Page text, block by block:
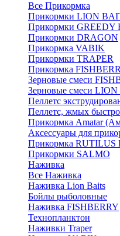
Все Прикормка
Прикормки LION
Прикормки GREEDY
Прикормки DRAGON
Прикормка VABIK
Прикормки TRAPER
Прикормка
Зерновые смеси
Зерновые смеси
Пеллетс
Пеллетс, жмых
Прикормка Amatar
Аксессуары для
Прикормка RUTILUS
Прикормки SALMO
Наживка
Все Наживка
Наживка Lion Baits
Бойлы рыболовные
Наживка FISHBERRY
Технопланктон
Наживки Traper